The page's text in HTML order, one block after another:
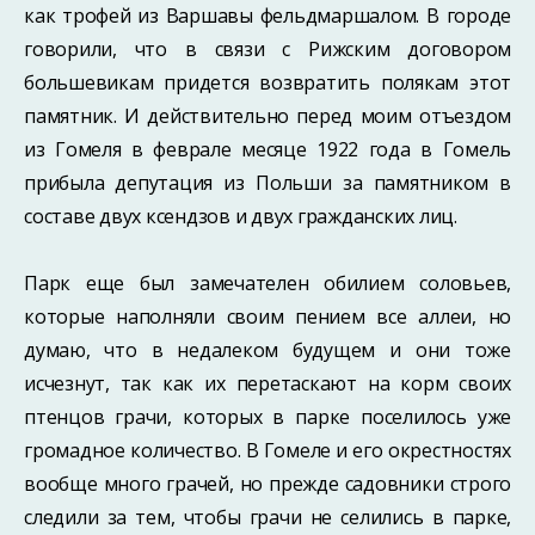
как трофей из Варшавы фельдмаршалом. В городе
говорили, что в связи с Рижским договором
большевикам придется возвратить полякам этот
памятник. И действительно перед моим отъездом
из Гомеля в феврале месяце 1922 года в Гомель
прибыла депутация из Польши за памятником в
составе двух ксендзов и двух гражданских лиц.
Парк еще был замечателен обилием соловьев,
которые наполняли своим пением все аллеи, но
думаю, что в недалеком будущем и они тоже
исчезнут, так как их пере­таскают на корм своих
птенцов грачи, которых в парке поселилось уже
громадное количество. В Гомеле и его окрестностях
вообще много грачей, но прежде садовни­ки строго
следили за тем, чтобы грачи не селились в парке,